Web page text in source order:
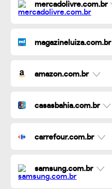
mercadolivre.com.br
magazineluiza.com.br
amazon.com.br
casasbahia.com.br
carrefour.com.br
samsung.com.br